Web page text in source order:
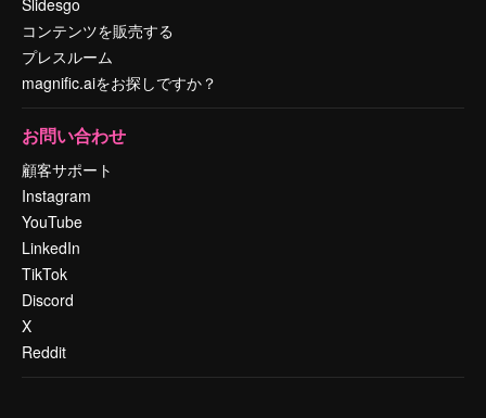
Slidesgo
コンテンツを販売する
プレスルーム
magnific.aiをお探しですか？
お問い合わせ
顧客サポート
Instagram
YouTube
LinkedIn
TikTok
Discord
X
Reddit